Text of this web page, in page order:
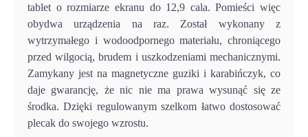
tablet o rozmiarze ekranu do 12,9 cala. Pomieści więc
obydwa urządzenia na raz. Został wykonany z
wytrzymałego i wodoodpornego materiału, chroniącego
przed wilgocią, brudem i uszkodzeniami mechanicznymi.
Zamykany jest na magnetyczne guziki i karabińczyk, co
daje gwarancję, że nic nie ma prawa wysunąć się ze
środka. Dzięki regulowanym szelkom łatwo dostosować
plecak do swojego wzrostu.